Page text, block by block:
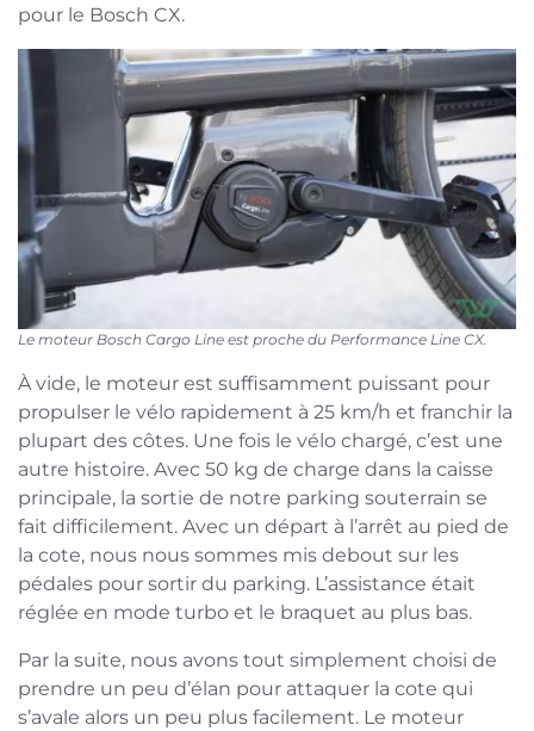
pour le Bosch CX.
Le moteur Bosch Cargo Line est proche du Performance Line CX.
À vide, le moteur est suffisamment puissant pour
propulser le vélo rapidement à 25 km/h et franchir la
plupart des côtes. Une fois le vélo chargé, c’est une
autre histoire. Avec 50 kg de charge dans la caisse
principale, la sortie de notre parking souterrain se
fait difficilement. Avec un départ à l’arrêt au pied de
la cote, nous nous sommes mis debout sur les
pédales pour sortir du parking. L’assistance était
réglée en mode turbo et le braquet au plus bas.
Par la suite, nous avons tout simplement choisi de
prendre un peu d’élan pour attaquer la cote qui
s’avale alors un peu plus facilement. Le moteur